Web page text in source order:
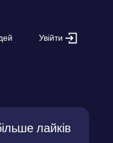
Увійти
лайків